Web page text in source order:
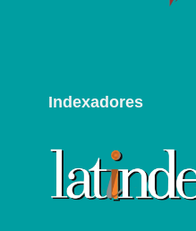
Indexadores